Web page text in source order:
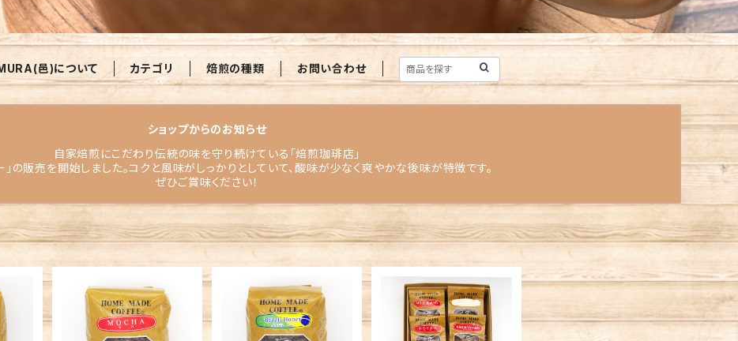
邑)について カテゴリ 焙煎の種類 お問い合わせ
ショップからのお知らせ
自家焙煎にこだわり伝統の味を守り続けている「焙煎珈琲店」
」の販売を開始しました。コクと風味がしっかりとしていて、酸味が少なく爽やかな後味が特徴です。
ぜひご賞味ください！